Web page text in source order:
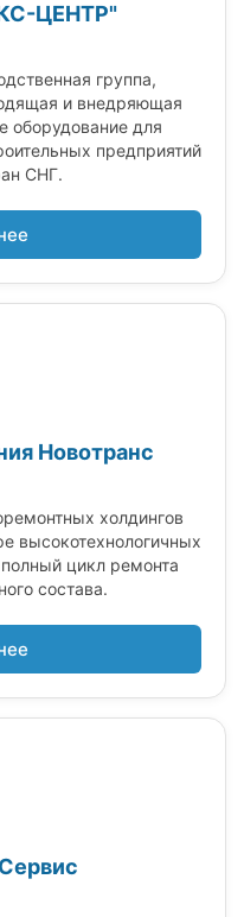
ЦЕНТР"
группа,
и внедряющая
оборудование для
предприятий
СНГ.
Новотранс
холдингов
высокотехнологичных
цикл ремонта
состава.